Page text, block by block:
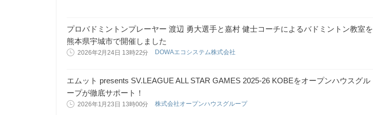
プロバドミントンプレーヤー 渡辺 勇大選手と嘉村 健士コーチによるバドミントン教室を
熊本県宇城市で開催しました
2026年2月24日 13時22分 DOWAエコシステム株式会社
エムット presents SV.LEAGUE ALL STAR GAMES 2025-26 KOBEをオープンハウスグル
ープが徹底サポート！
2026年1月23日 13時00分 株式会社オープンハウスグループ